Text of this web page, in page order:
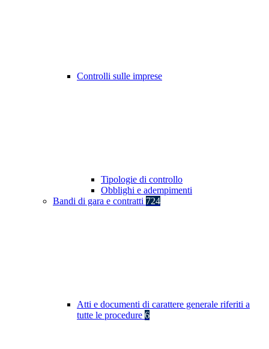
Controlli sulle imprese
Tipologie di controllo
Obblighi e adempimenti
Bandi di gara e contratti 724
Atti e documenti di carattere generale riferiti a
tutte le procedure 6